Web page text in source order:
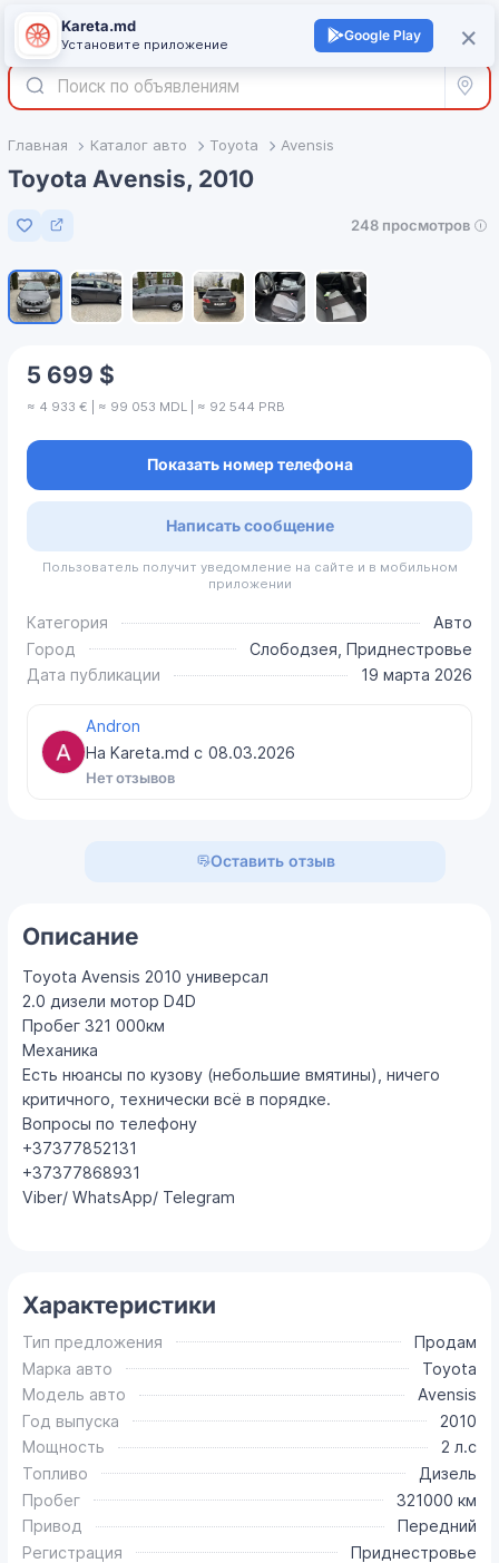
Войти +
Все
Главная Каталог авто Toyota Avensis
Toyota Avensis, 2010
Добавить в избранное
248 просмотров
5 699 $
≈ 4 933 € | ≈ 99 053 MDL | ≈ 92 544 PRB
Показать номер телефона
Написать сообщение
Пользователь получит уведомление на сайте и в мобильном
приложении
Категория
Авто
Город
Слободзея, Приднестровье
Дата публикации
19 марта 2026
Andron
На Kareta.md с 08.03.2026
Нет отзывов
Оставить отзыв
Описание
Toyota Avensis 2010 универсал
2.0 дизели мотор D4D
Пробег 321 000км
Механика
Есть нюансы по кузову (небольшие вмятины), ничего
критичного, технически всё в порядке.
Вопросы по телефону
+37377852131
+37377868931
Viber/ WhatsApp/ Telegram
Характеристики
Тип предложения
Продам
Марка авто
Toyota
Модель авто
Avensis
Год выпуска
2010
Мощность
2 л.с
Топливо
Дизель
Пробег
321000 км
Привод
Передний
Регистрация
Приднестровье
×
Kareta.md
Установите приложение
Google Play